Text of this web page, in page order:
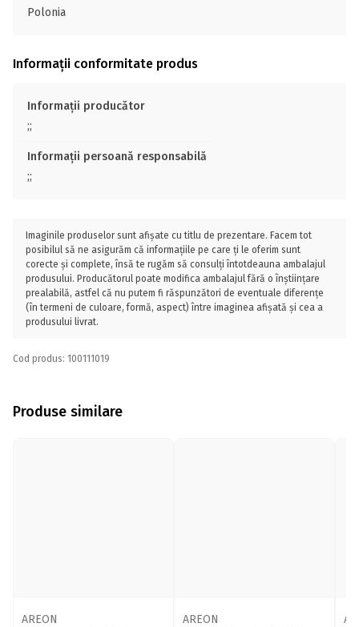
Polonia
Informații conformitate produs
Informații producător
;;
Informații persoană responsabilă
;;
Imaginile produselor sunt afișate cu titlu de prezentare. Facem tot
posibilul să ne asigurăm că informațiile pe care ți le oferim sunt
corecte și complete, însă te rugăm să consulți întotdeauna ambalajul
produsului. Producătorul poate modifica ambalajul fără o înștiințare
prealabilă, astfel că nu putem fi răspunzători de eventuale diferențe
(în termeni de culoare, formă, aspect) între imaginea afișată și cea a
produsului livrat.
Cod produs: 100111019
Produse similare
AREON
AREON